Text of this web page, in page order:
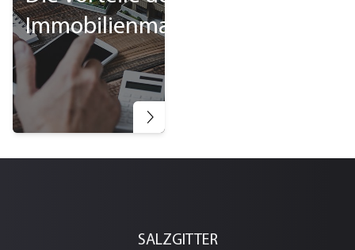
Immobilienmaklers
SALZGITTER